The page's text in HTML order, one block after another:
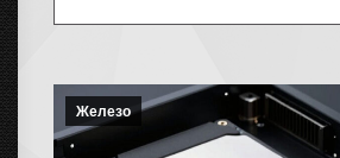
Железо